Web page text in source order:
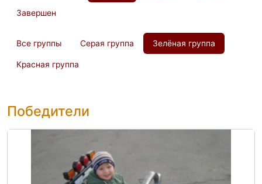
Завершен
Все группы Серая группа Зелёная группа
Красная группа
Победители